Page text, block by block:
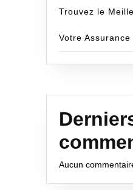
Trouvez le
Votre Assurance
Aucun